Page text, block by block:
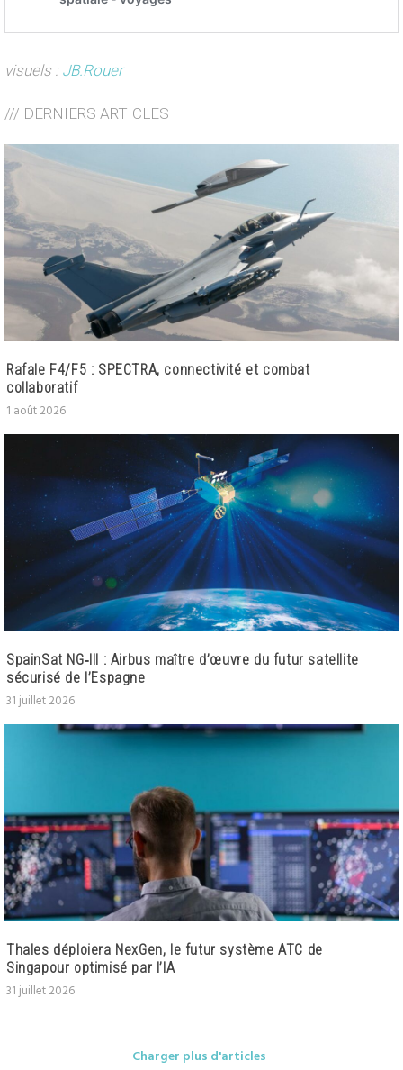
visuels : JB.Rouer
/// DERNIERS ARTICLES
Rafale F4/F5 : SPECTRA, connectivité et combat
collaboratif
1 août 2026
SpainSat NG‑III : Airbus maître d’œuvre du futur satellite
sécurisé de l’Espagne
31 juillet 2026
Thales déploiera NexGen, le futur système ATC de
Singapour optimisé par l’IA
31 juillet 2026
Charger plus d'articles